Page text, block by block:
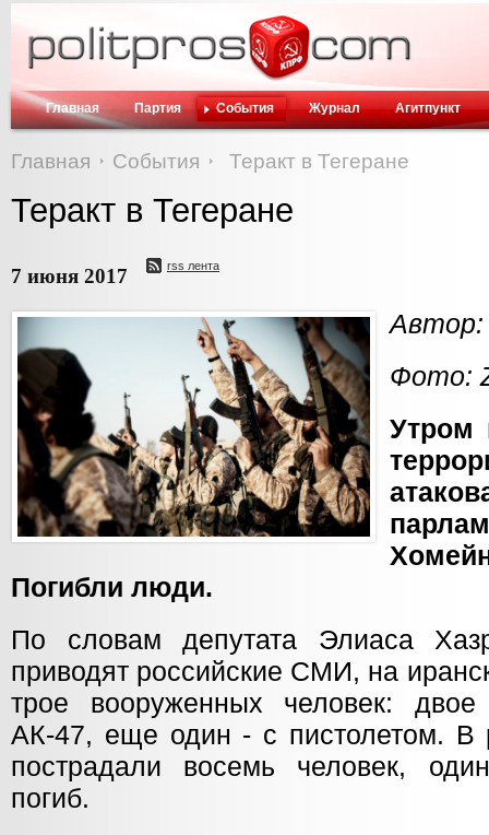
Главная Партия События Журнал Агитпункт
Главная События Теракт в Тегеране
Теракт в Тегеране
7 июня 2017 rss лента
Автор:
Фото:
Утром
Погибли люди.
По словам депутата Элиаса
приводят российские СМИ, на
трое вооруженных человек:
АК-47, еще один - с пистолетом. В
пострадали восемь человек,
погиб.